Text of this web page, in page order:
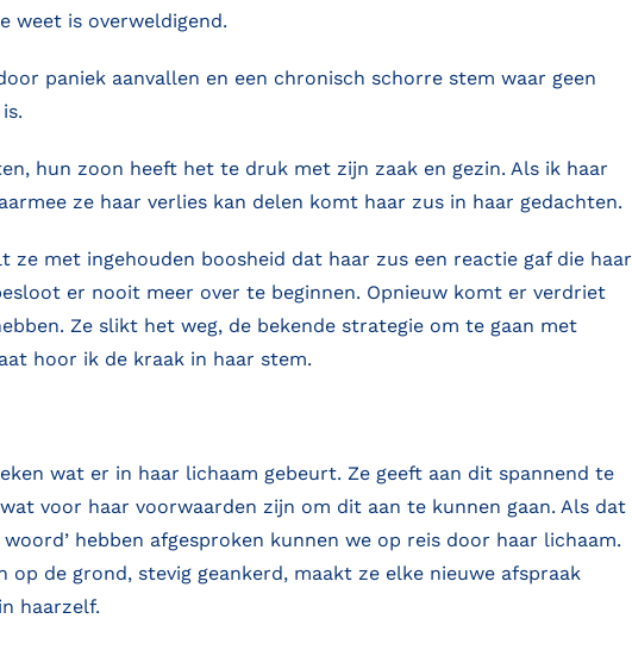
weet is overweldigend.
paniek aanvallen en een chronisch schorre stem waar geen
hun zoon heeft het te druk met zijn zaak en gezin. Als ik haar
ze haar verlies kan delen komt haar zus in haar gedachten.
ze met ingehouden boosheid dat haar zus een reactie gaf die haar
er nooit meer over te beginnen. Opnieuw komt er verdriet
Ze slikt het weg, de bekende strategie om te gaan met
hoor ik de kraak in haar stem.
wat er in haar lichaam gebeurt. Ze geeft aan dit spannend te
voor haar voorwaarden zijn om dit aan te kunnen gaan. Als dat
hebben afgesproken kunnen we op reis door haar lichaam.
op de grond, stevig geankerd, maakt ze elke nieuwe afspraak
haarzelf.